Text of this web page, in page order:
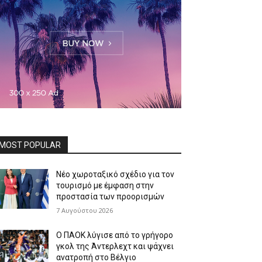
POPULAR
Νέο χωροταξικό σχέδιο για τον
τουρισμό με έμφαση στην
προστασία των προορισμών
7 Αυγούστου 2026
Ο ΠΑΟΚ λύγισε από το γρήγορο
γκολ της Άντερλεχτ και ψάχνει
ανατροπή στο Βέλγιο